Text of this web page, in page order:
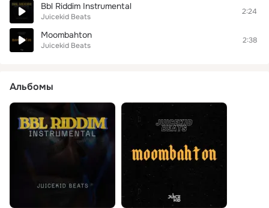
Bbl Riddim Instrumental
Juicekid Beats
2:24
Moombahton
Juicekid Beats
2:38
Альбомы